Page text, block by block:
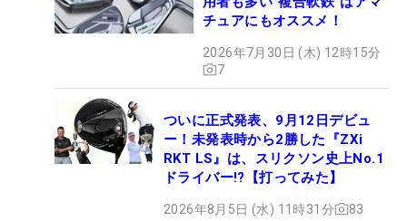
チュアにもオススメ！
2026年7月30日 (木) 12時15分
7
ついに正式発表、9月12日デビュ
ー！未発表時から2勝した『ZXi
RKT LS』は、スリクソン史上No.1
ドライバー!?【打ってみた】
2026年8月5日 (水) 11時31分 83